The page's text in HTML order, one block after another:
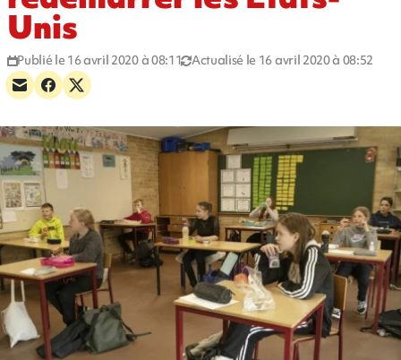
Unis
Publié le 16 avril 2020 à 08:11 Actualisé le 16 avril 2020 à 08:52